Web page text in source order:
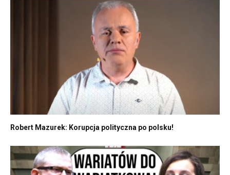
Robert Mazurek: Korupcja polityczna po polsku!